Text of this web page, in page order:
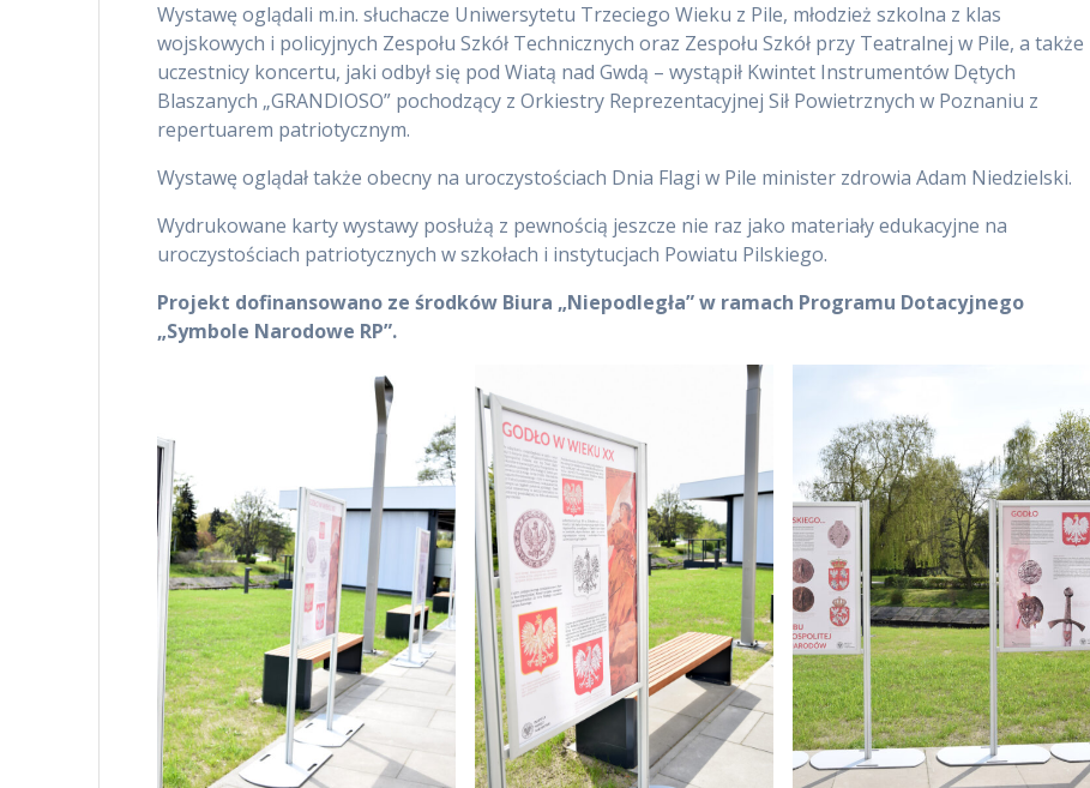
Wystawę oglądali m.in. słuchacze Uniwersytetu Trzeciego Wieku z Pile, młodzież szkolna z klas
wojskowych i policyjnych Zespołu Szkół Technicznych oraz Zespołu Szkół przy Teatralnej w Pile, a także
uczestnicy koncertu, jaki odbył się pod Wiatą nad Gwdą – wystąpił Kwintet Instrumentów Dętych
Blaszanych „GRANDIOSO” pochodzący z Orkiestry Reprezentacyjnej Sił Powietrznych w Poznaniu z
repertuarem patriotycznym.
Wystawę oglądał także obecny na uroczystościach Dnia Flagi w Pile minister zdrowia Adam Niedzielski.
Wydrukowane karty wystawy posłużą z pewnością jeszcze nie raz jako materiały edukacyjne na
uroczystościach patriotycznych w szkołach i instytucjach Powiatu Pilskiego.
Projekt dofinansowano ze środków Biura „Niepodległa” w ramach Programu Dotacyjnego
„Symbole Narodowe RP”.